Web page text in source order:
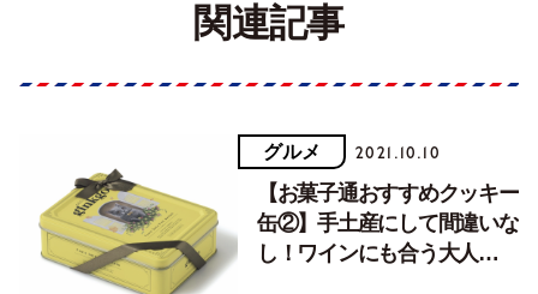
関連記事
グルメ 2021.10.10
【お菓子通おすすめクッキー
缶②】手土産にして間違いな
し！ワインにも合う大人